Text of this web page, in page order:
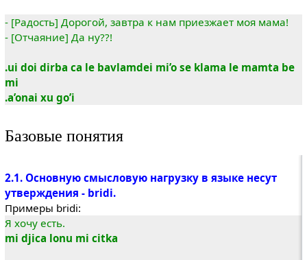
- [Радость] Дорогой, завтра к нам приезжает моя мама!
- [Отчаяние] Да ну??!
.ui doi dirba ca le bavlamdei mi’o se klama le mamta be
mi
.a’onai xu go’i
Базовые понятия
2.1. Основную смысловую нагрузку в языке несут
утверждения - bridi.
Примеры bridi:
Я хочу есть.
mi djica lonu mi citka